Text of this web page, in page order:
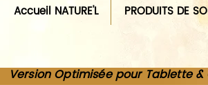
Accueil NATURE'L PRODUITS DE
Version Optimisée pour Tablette